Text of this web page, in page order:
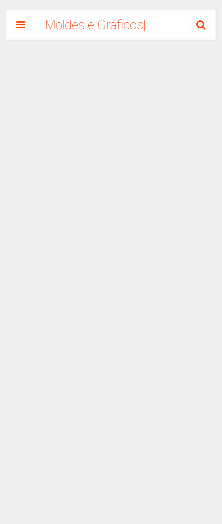
Moldes e Gráficos|
Como Fazer